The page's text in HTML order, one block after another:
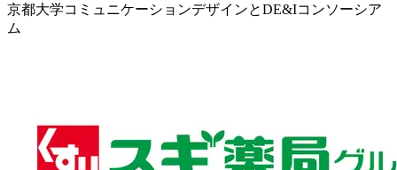
京都大学コミュニケーションデザインとDE&Iコンソーシア
ム